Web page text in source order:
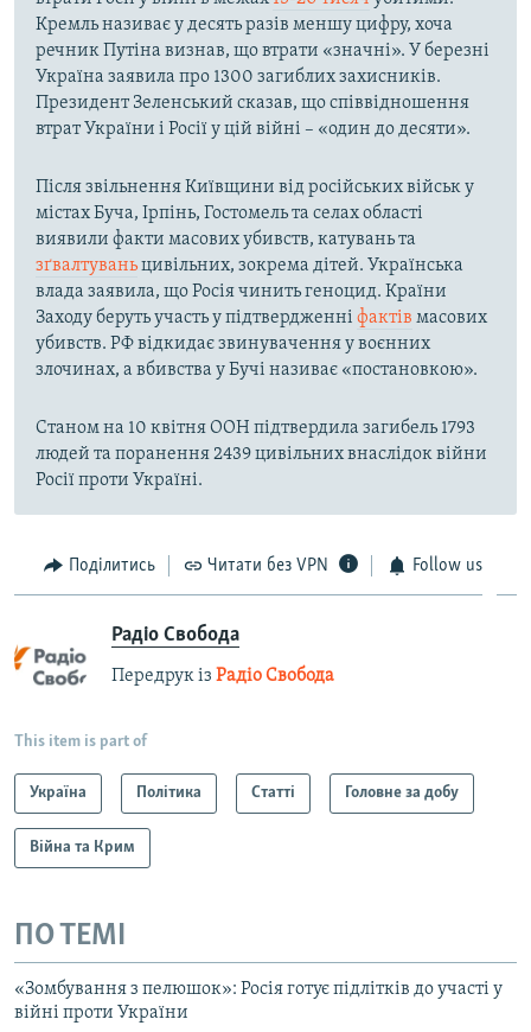
Кремль називає у десять разів меншу цифру, хоча
речник Путіна визнав, що втрати «значні». У березні
Україна заявила про 1300 загиблих захисників.
Президент Зеленський сказав, що співвідношення
втрат України і Росії у цій війні – «один до десяти».
Після звільнення Київщини від російських військ у
містах Буча, Ірпінь, Гостомель та селах області
виявили факти масових убивств, катувань та
зґвалтуваньцивільних, зокрема дітей. Українська
влада заявила, що Росія чинить геноцид. Країни
Заходу беруть участь у підтвердженні фактів масових
убивств. РФ відкидає звинувачення у воєнних
злочинах, а вбивства у Бучі називає «постановкою».
Станом на 10 квітня ООН підтвердила загибель 1793
людей та поранення 2439 цивільних внаслідок війни
Росії проти Україні.
Поділитись Читати без VPN Follow us
Радіо Свобода
Передрук із Радіо Свобода
This item is part of
Україна Політика Статті Головне за добу
Війна та Крим
ПО ТЕМІ
«Зомбування з пелюшок»: Росія готує підлітків до участі у
війні проти України